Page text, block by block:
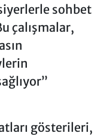
sohbet
çalışmalar,
gösterileri,